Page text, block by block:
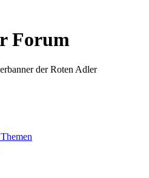
Forum
der Roten Adler